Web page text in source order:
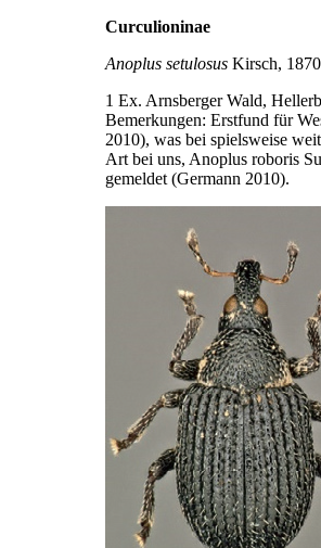
Curculioninae
Anoplus setulosus Kirsch, 1870
1 Ex. Arnsberger Wald,
Bemerkungen: Erstfund für
2010), was bei­ spielsweise
Art bei uns, Anoplus roboris
gemeldet (Germann 2010).